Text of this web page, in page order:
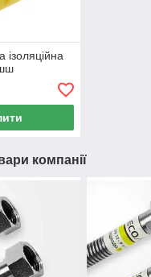
ізоляційна
компанії